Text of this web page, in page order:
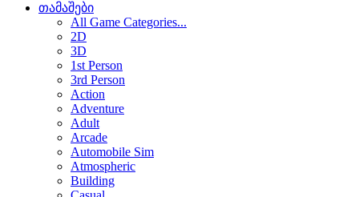
თამაშები
All Game Categories...
2D
3D
1st Person
3rd Person
Action
Adventure
Adult
Arcade
Automobile Sim
Atmospheric
Building